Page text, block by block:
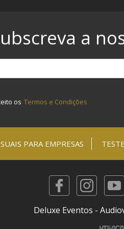
a
os Termos e Condições
PARA EMPRESAS
Deluxe Eventos -